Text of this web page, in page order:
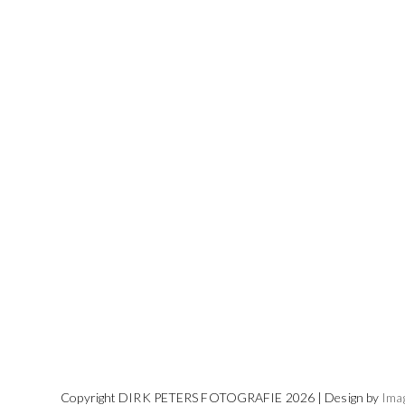
Copyright DIRK PETERS FOTOGRAFIE 2026 | Design by